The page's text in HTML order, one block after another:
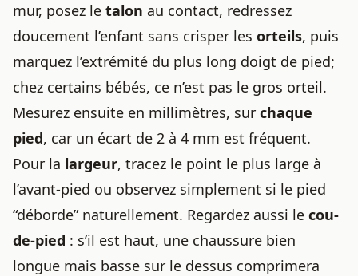
mur, posez le talon au contact, redressez
doucement l’enfant sans crisper les orteils, puis
marquez l’extrémité du plus long doigt de pied;
chez certains bébés, ce n’est pas le gros orteil.
Mesurez ensuite en millimètres, sur chaque
pied, car un écart de 2 à 4 mm est fréquent.
Pour la largeur, tracez le point le plus large à
l’avant-pied ou observez simplement si le pied
“déborde” naturellement. Regardez aussi le cou-
de-pied : s’il est haut, une chaussure bien
longue mais basse sur le dessus comprimera